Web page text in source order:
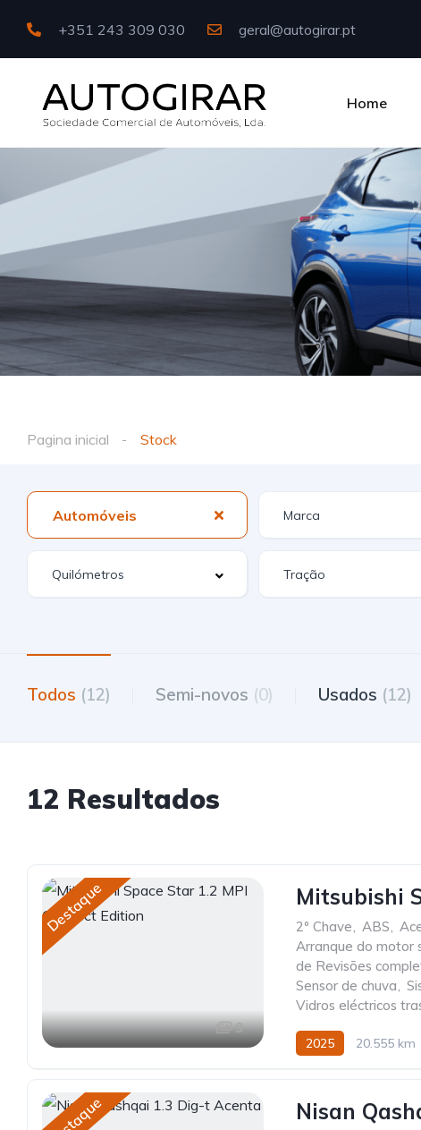
+351 243 309 030 geral@autogirar.pt
Home
Pagina inicial Stock
Automóveis
Todos (12) Semi-novos (0) Usados (12)
12 Resultados
Destaque
9
Mitsubishi
2º Chave, ABS,
Arranque do motor
de Revisões
Sensor de chuva,
Vidros eléctricos
2025 20.555 km
Nisan